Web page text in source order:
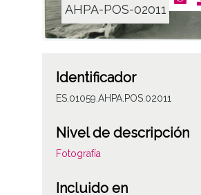
AHPA-POS-02011
Identificador
ES.01059.AHPA.POS.02011
Nivel de descripción
Fotografía
Incluido en